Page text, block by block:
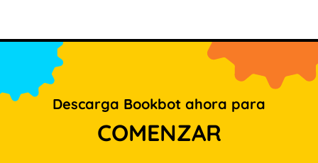
Descarga Bookbot ahora para
COMENZAR